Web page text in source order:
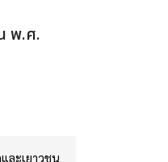
พ.ศ.
ละเยาวชน